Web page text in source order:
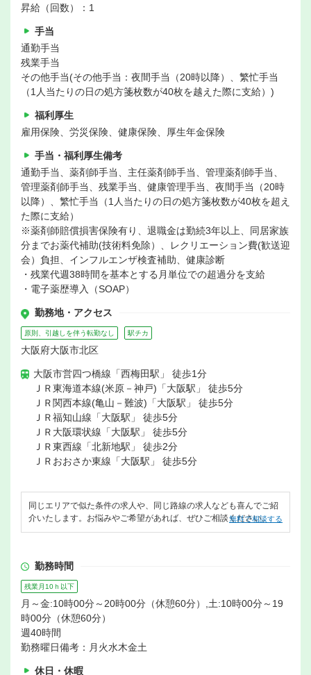
昇給（回数）：1
手当
通勤手当
残業手当
その他手当(その他手当：夜間手当（20時以降）、繁忙手当
（1人当たりの日の処方箋枚数が40枚を越えた際に支給）)
福利厚生
雇用保険、労災保険、健康保険、厚生年金保険
手当・福利厚生備考
通勤手当、薬剤師手当、主任薬剤師手当、管理薬剤師手当、
管理薬剤師手当、残業手当、健康管理手当、夜間手当（20時
以降）、繁忙手当（1人当たりの日の処方箋枚数が40枚を超え
た際に支給）
※薬剤師賠償損害保険有り、退職金は勤続3年以上、同居家族
分までお薬代補助(技術料免除）、レクリエーション費(歓送迎
会）負担、インフルエンザ検査補助、健康診断
・残業代週38時間を基本とする月単位での超過分を支給
・電子薬歴導入（SOAP）
勤務地・アクセス
原則、引越しを伴う転勤なし 駅チカ
大阪府大阪市北区
大阪市営四つ橋線「西梅田駅」 徒歩1分
ＪＲ東海道本線(米原－神戸)「大阪駅」 徒歩5分
ＪＲ関西本線(亀山－難波)「大阪駅」 徒歩5分
ＪＲ福知山線「大阪駅」 徒歩5分
ＪＲ大阪環状線「大阪駅」 徒歩5分
ＪＲ東西線「北新地駅」 徒歩2分
ＪＲおおさか東線「大阪駅」 徒歩5分
同じエリアで似た条件の求人や、同じ路線の求人なども喜んでご紹
介いたします。お悩みやご希望があれば、ぜひご相談ください。
無料で相談する
勤務時間
残業月10ｈ以下
月～金:10時00分～20時00分（休憩60分）,土:10時00分～19
時00分（休憩60分）
週40時間
勤務曜日備考：月火水木金土
休日・休暇